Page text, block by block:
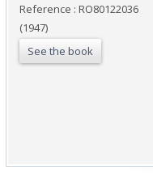
Reference : RO80122036
(1947)
See the book